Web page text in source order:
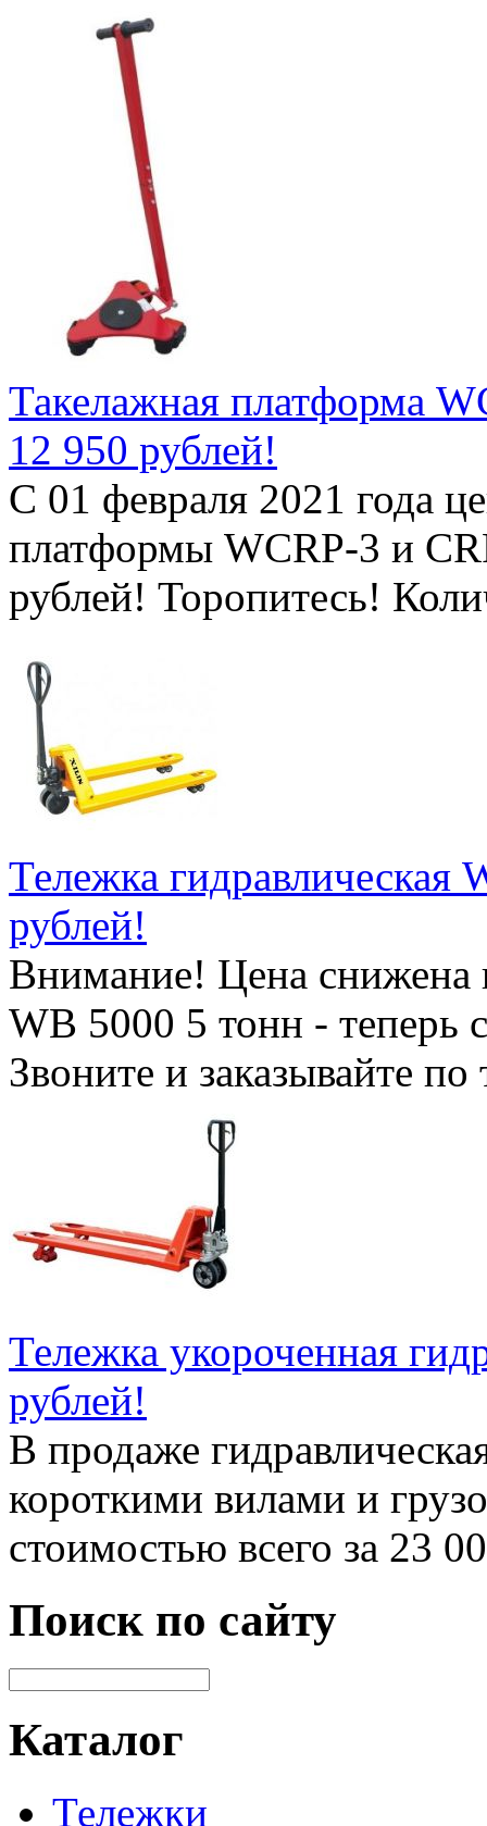
Такелажная платформа
12 950 рублей!
С 01 февраля 2021 года
платформы WCRP-3 и
рублей! Торопитесь!
Тележка гидравлическая
рублей!
Внимание! Цена снижена
WB 5000 5 тонн - теперь
Звоните и заказывайте
Тележка укороченная
рублей!
В продаже
короткими вилами и
стоимостью всего за 23
Поиск по сайту
Каталог
Тележки